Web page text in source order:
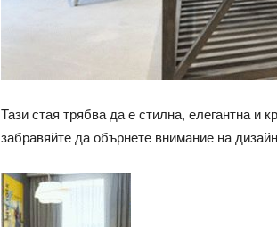
Тази стая трябва да е стилна, елегантна и
забравяйте да обърнете внимание на